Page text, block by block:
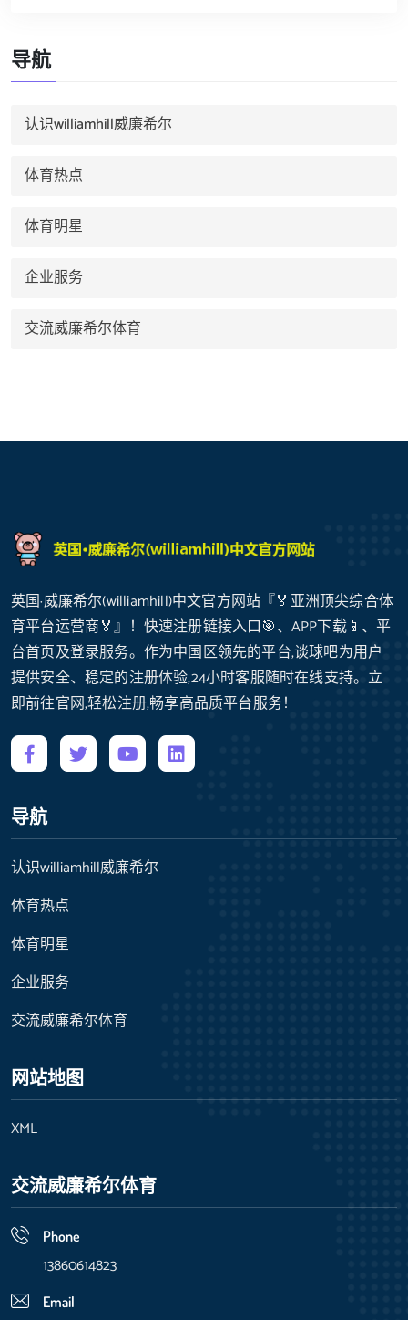
导航
认识williamhill威廉希尔
体育热点
体育明星
企业服务
交流威廉希尔体育
英国·威廉希尔(williamhill)中文官方网站『🏅亚洲顶尖综合体
育平台运营商🏅』！快速注册链接入口🎯、APP下载📱、平
台首页及登录服务。作为中国区领先的平台,谈球吧为用户
提供安全、稳定的注册体验,24小时客服随时在线支持。立
即前往官网,轻松注册,畅享高品质平台服务！
导航
认识williamhill威廉希尔
体育热点
体育明星
企业服务
交流威廉希尔体育
网站地图
XML
交流威廉希尔体育
Phone
13860614823
Email